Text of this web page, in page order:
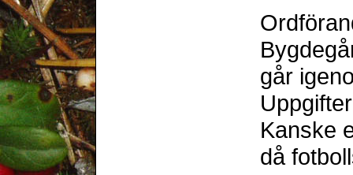
går
Kanske
då